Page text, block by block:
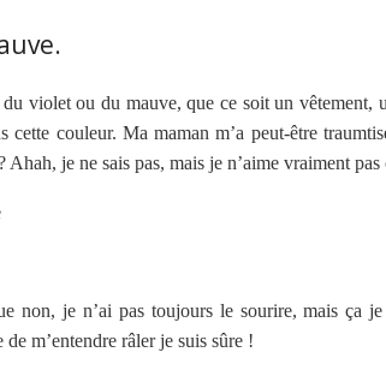
violet ou du mauve, que ce soit un vêtement,
cette couleur. Ma maman m’a peut-être
Ahah, je ne sais pas, mais je n’aime vraiment pas
non, je n’ai pas toujours le sourire, mais ça
m’entendre râler je suis sûre !